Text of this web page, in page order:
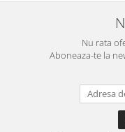
Nu rata
Aboneaza-te la